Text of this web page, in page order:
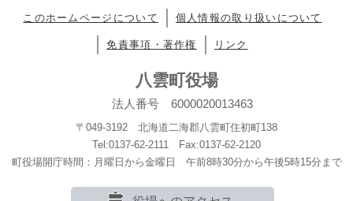
このホームページについて 個人情報の取り扱いについて
免責事項・著作権 リンク
八雲町役場
法人番号 6000020013463
〒049-3192 北海道二海郡八雲町住初町138
Tel:0137-62-2111 Fax:0137-62-2120
町役場開庁時間：月曜日から金曜日 午前8時30分から午後5時15分まで